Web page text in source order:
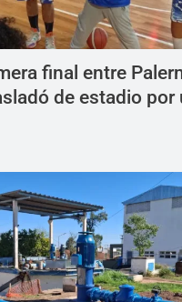
final entre
de estadio por